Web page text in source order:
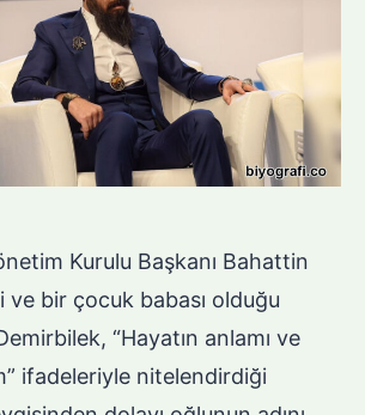
Kurulu Başkanı Bahattin
ve bir çocuk babası olduğu
“Hayatın anlamı ve
ifadeleriyle nitelendirdiği